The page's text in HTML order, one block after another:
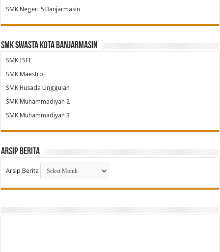
SMK Negeri 5 Banjarmasin
SMK Swasta Kota Banjarmasin
SMK ISFI
SMK Maestro
SMK Husada Unggulan
SMK Muhammadiyah 2
SMK Muhammadiyah 3
Arsip Berita
Arsip Berita